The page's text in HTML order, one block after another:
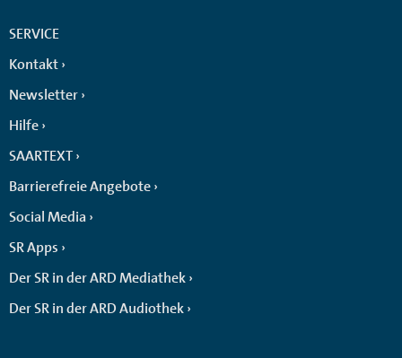
SERVICE
Kontakt
Newsletter
Hilfe
SAARTEXT
Barrierefreie Angebote
Social Media
SR Apps
Der SR in der ARD Mediathek
Der SR in der ARD Audiothek